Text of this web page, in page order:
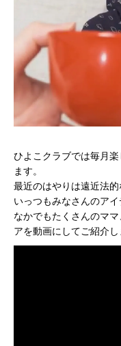
ひよこクラブでは毎月
ます。
最近のはやりは遠近法的
いっつもみなさんのアイ
なかでもたくさんのマ
アを動画にしてご紹介し